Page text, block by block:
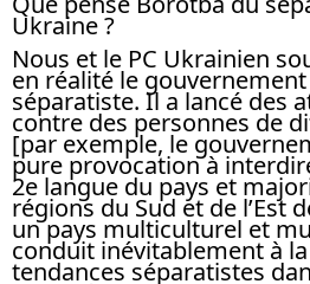
Ukraine ?
Nous et le PC Ukrainien
en réalité le
séparatiste. Il a lancé des
contre des personnes de
[par exemple, le
pure provocation à
2e langue du pays et
régions du Sud et de l’Est
un pays multiculturel et
conduit inévitablement à
tendances séparatistes